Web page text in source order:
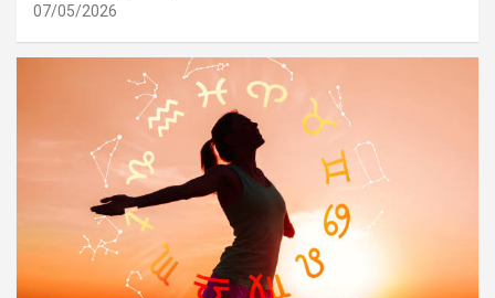
07/05/2026